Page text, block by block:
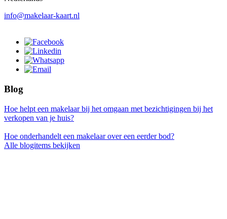
info@makelaar-kaart.nl
Blog
Hoe helpt een makelaar bij het omgaan met bezichtigingen bij het
verkopen van je huis?
Hoe onderhandelt een makelaar over een eerder bod?
Alle blogitems bekijken